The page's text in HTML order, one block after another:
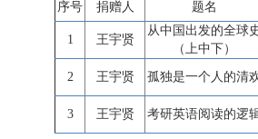
序号 捐赠人 题名
1 王宇贤
从中国出发的全球
（上中下）
2 王宇贤 孤独是一个人的清
3 王宇贤 考研英语阅读的逻